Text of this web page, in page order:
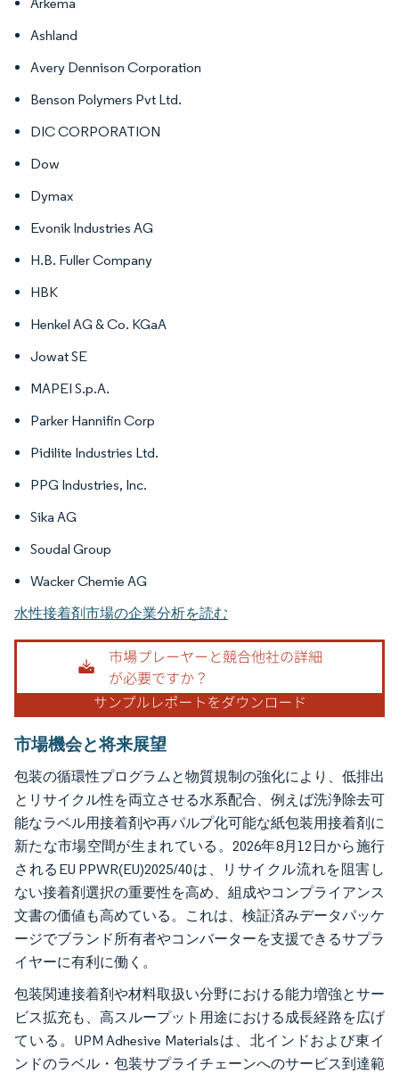
Ashland
Avery Dennison Corporation
Benson Polymers Pvt Ltd.
DIC CORPORATION
Dow
Dymax
Evonik Industries AG
H.B. Fuller Company
HBK
Henkel AG & Co. KGaA
Jowat SE
MAPEI S.p.A.
Parker Hannifin Corp
Pidilite Industries Ltd.
PPG Industries, Inc.
Sika AG
Soudal Group
Wacker Chemie AG
水性接着剤市場の企業分析を読む
市場機会と将来展望
包装の循環性プログラムと物質規制の強化により、低排出
とリサイクル性を両立させる水系配合、例えば洗浄除去可
能なラベル用接着剤や再パルプ化可能な紙包装用接着剤に
新たな市場空間が生まれている。2026年8月12日から施行
されるEU PPWR(EU)2025/40は、リサイクル流れを阻害し
ない接着剤選択の重要性を高め、組成やコンプライアンス
文書の価値も高めている。これは、検証済みデータパッケ
ージでブランド所有者やコンバーターを支援できるサプラ
イヤーに有利に働く。
包装関連接着剤や材料取扱い分野における能力増強とサー
ビス拡充も、高スループット用途における成長経路を広げ
ている。UPM Adhesive Materialsは、北インドおよび東イ
ンドのラベル・包装サプライチェーンへのサービス到達範